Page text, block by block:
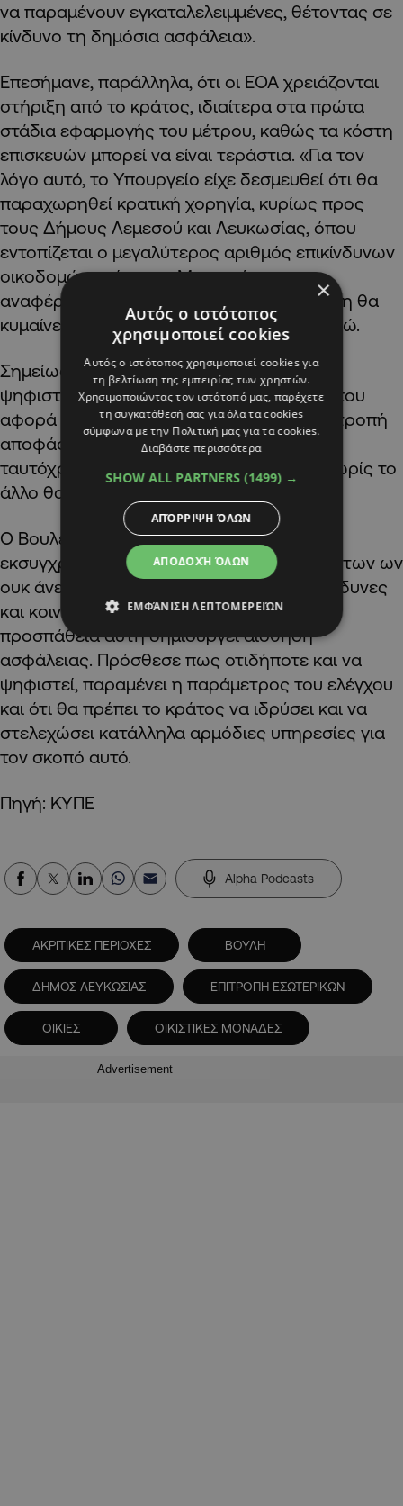
να παραμένουν εγκαταλελειμμένες, θέτοντας σε
κίνδυνο τη δημόσια ασφάλεια».
Επεσήμανε, παράλληλα, ότι οι ΕΟΑ χρειάζονται
στήριξη από το κράτος, ιδιαίτερα στα πρώτα
στάδια εφαρμογής του μέτρου, καθώς τα κόστη
επισκευών μπορεί να είναι τεράστια. «Για τον
λόγο αυτό, το Υπουργείο είχε δεσμευθεί ότι θα
παραχωρηθεί κρατική χορηγία, κυρίως προς
τους Δήμους Λεμεσού και Λευκωσίας, όπου
εντοπίζεται ο μεγαλύτερος αριθμός επικίνδυνων
οικοδομών», είπε ο κ. Μουσιούττας,
αναφέροντας ότι η αρχική χρηματοδότηση θα
κυμαίνεται γύρω στο ένα εκατομμύριο ευρώ.
Σημείωσε πως στόχος είναι η πρόταση να
ψηφιστεί ταυτόχρονα με το νομοθέτημα που
αφορά τις κοινόκτητες οικοδομές. «Η Επιτροπή
αποφάσισε σοφά να εξετάσει και τα δύο
ταυτόχρονα, καθώς η ψήφιση του ενός χωρίς το
άλλο θα άφηνε σημαντικά κενά», είπε.
Ο Βουλευτής Νίκος Σύκας είπε ότι ο
εκσυγχρονισμός των νομοθεσιών είναι εκ των ων
ουκ άνευ και ειδικά, σε σχέση με τις επικίνδυνες
και κοινόκτητες οικοδομές, είπε ότι η
προσπάθεια αυτή δημιουργεί αίσθηση
ασφάλειας. Πρόσθεσε πως οτιδήποτε και να
ψηφιστεί, παραμένει η παράμετρος του ελέγχου
και ότι θα πρέπει το κράτος να ιδρύσει και να
στελεχώσει κατάλληλα αρμόδιες υπηρεσίες για
τον σκοπό αυτό.
Πηγή: ΚΥΠΕ
Alpha Podcasts
ΑΚΡΙΤΙΚΕΣ ΠΕΡΙΟΧΕΣ ΒΟΥΛΗ
ΔΗΜΟΣ ΛΕΥΚΩΣΙΑΣ ΕΠΙΤΡΟΠΗ ΕΣΩΤΕΡΙΚΩΝ
ΟΙΚΙΕΣ ΟΙΚΙΣΤΙΚΕΣ ΜΟΝΑΔΕΣ
Advertisement
×
Αυτός ο ιστότοπος
χρησιμοποιεί cookies
Αυτός ο ιστότοπος χρησιμοποιεί cookies για
τη βελτίωση της εμπειρίας των χρηστών.
Χρησιμοποιώντας τον ιστότοπό μας, παρέχετε
τη συγκατάθεσή σας για όλα τα cookies
σύμφωνα με την Πολιτική μας για τα cookies.
Διαβάστε περισσότερα
SHOW ALL PARTNERS (1499) →
ΑΠΟΔΟΧΉ ΌΛΩΝ
ΑΠΌΡΡΙΨΗ ΌΛΩΝ
ΕΜΦΆΝΙΣΗ ΛΕΠΤΟΜΕΡΕΙΏΝ